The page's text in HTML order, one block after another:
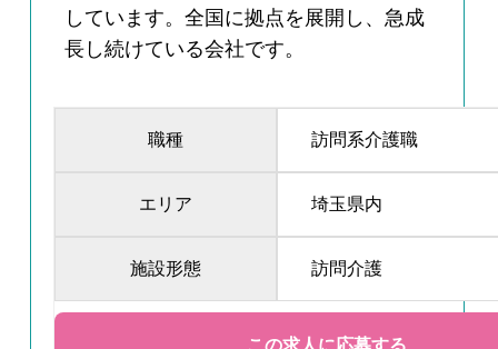
しています。全国に拠点を展開し、急成
長し続けている会社です。
職種 訪問系介護職
エリア 埼玉県内
施設形態 訪問介護